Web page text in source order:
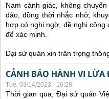
Nam cảnh giác, không
đảo, đồng thời nhắc nhở,
hợp có nghi ngờ, đề nghị
để xác minh.
Đại sứ quán xin trân trọng
CẢNH BÁO HÀNH VI
Tue, 03/14/2023 - 16:28
Thời gian qua, Đại sứ quán